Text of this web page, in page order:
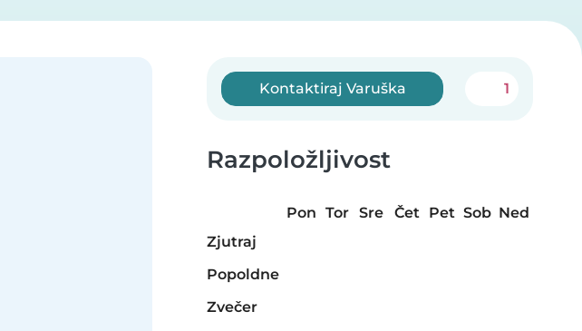
Kontaktiraj Varuška 1
Razpoložljivost
Pon Tor Sre Čet Pet Sob Ned
Zjutraj
Popoldne
Zvečer